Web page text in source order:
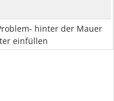
hinter der Mauer
einfüllen